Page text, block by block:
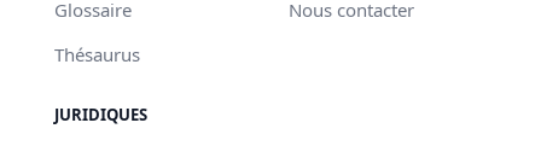
Glossaire
Thésaurus
Nous contacter
JURIDIQUES